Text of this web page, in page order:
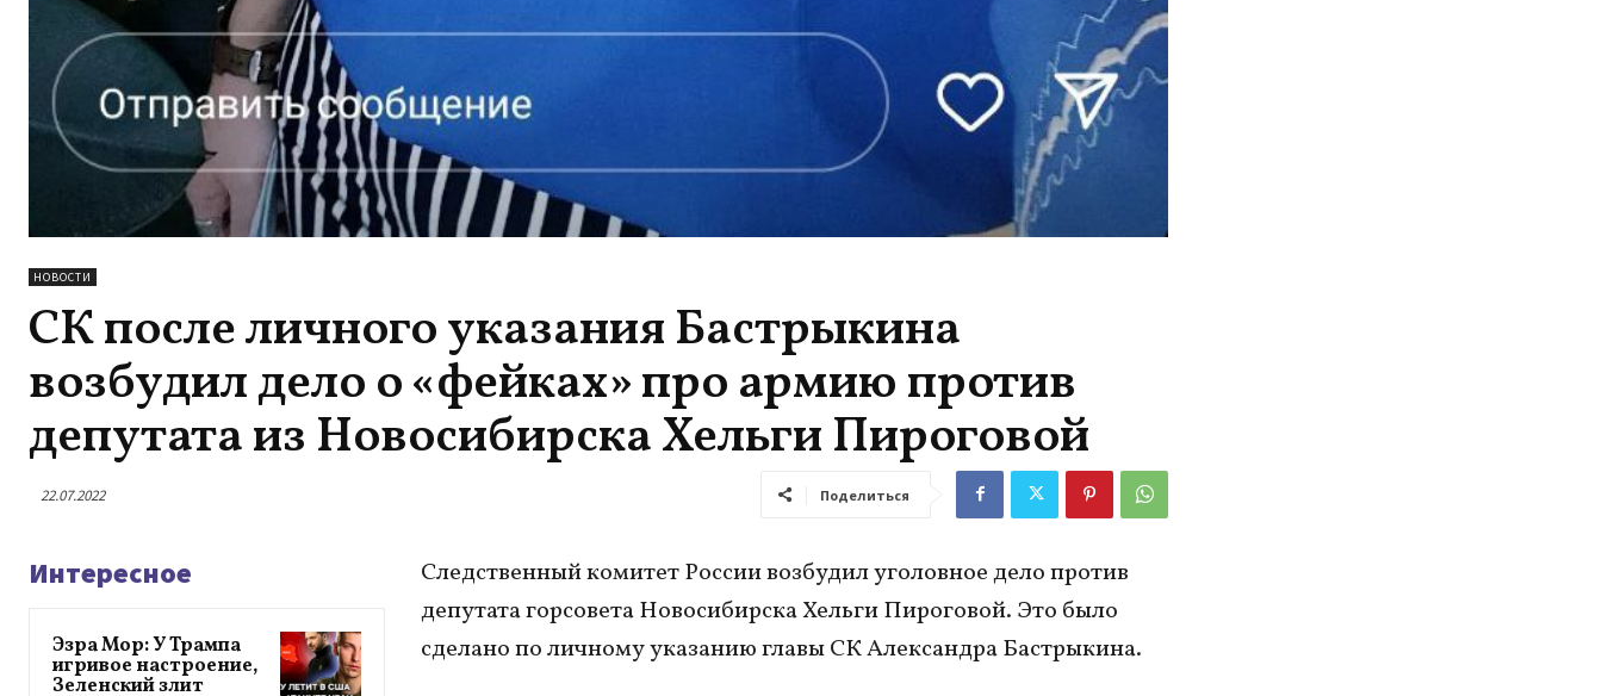
НОВОСТИ
СК после личного указания Бастрыкина
возбудил дело о «фейках» про армию против
депутата из Новосибирска Хельги Пироговой
22.07.2022 Поделиться
Интересное
Эзра Мор: У Трампа
игривое настроение,
Зеленский злит
Следственный комитет России возбудил уголовное дело против
депутата горсовета Новосибирска Хельги Пироговой. Это было
сделано по личному указанию главы СК Александра Бастрыкина.